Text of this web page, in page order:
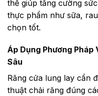
thể giúp tăng cường
thực phẩm như sữa,
chọn tốt.
Áp Dụng Phương Pháp
Sâu
Răng cửa lung lay cần
thuật chải răng đúng